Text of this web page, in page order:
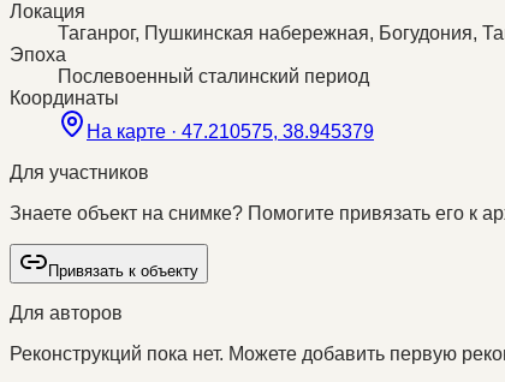
Локация
Таганрог, Пушкинская набережная, Богудония,
Эпоха
Послевоенный сталинский период
Координаты
На карте · 47.210575, 38.945379
Для участников
Знаете объект на снимке? Помогите привязать его к
Привязать к объекту
Для авторов
Реконструкций пока нет. Можете добавить первую